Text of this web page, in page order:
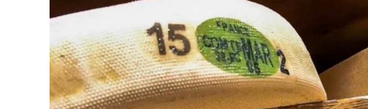
Viandes : en 2025, progression
des importations et de leur
poids dans la consommation
Une récente synthèse de
FranceAgriMer et d’Agreste
(ministère de l’Agriculture) souligne la
« dépendance croissante aux
importations » de l’Hexagone, alors
que les importations de viandes,
toutes espèces confondues, ont